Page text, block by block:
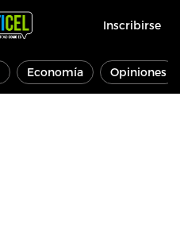
Inscribirse
Economía Opiniones